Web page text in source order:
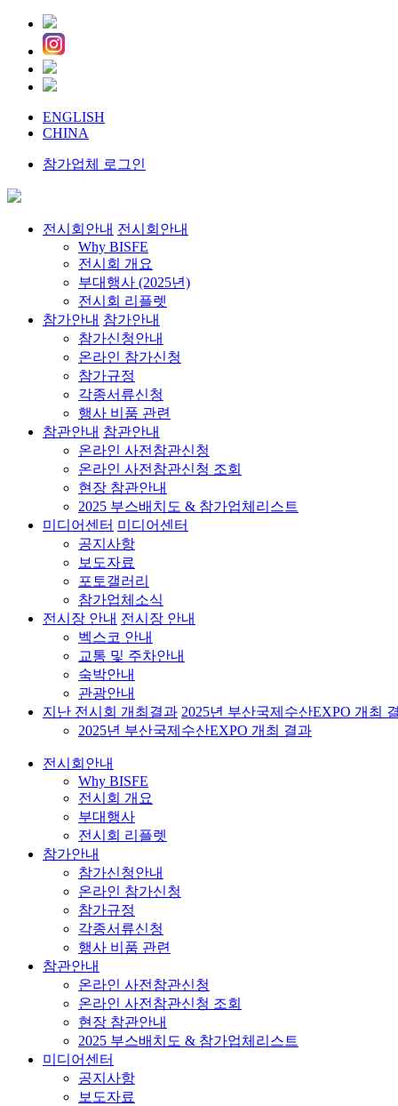
ENGLISH
CHINA
참가업체 로그인
전시회안내 전시회안내
Why BISFE
전시회 개요
부대행사 (2025년)
전시회 리플렛
참가안내 참가안내
참가신청안내
온라인 참가신청
참가규정
각종서류신청
행사 비품 관련
참관안내 참관안내
온라인 사전참관신청
온라인 사전참관신청 조회
현장 참관안내
2025 부스배치도 & 참가업체리스트
미디어센터 미디어센터
공지사항
보도자료
포토갤러리
참가업체소식
전시장 안내 전시장 안내
벡스코 안내
교통 및 주차안내
숙박안내
관광안내
지난 전시회 개최결과 2025년 부산국제수산EXPO 개최
2025년 부산국제수산EXPO 개최 결과
전시회안내
Why BISFE
전시회 개요
부대행사
전시회 리플렛
참가안내
참가신청안내
온라인 참가신청
참가규정
각종서류신청
행사 비품 관련
참관안내
온라인 사전참관신청
온라인 사전참관신청 조회
현장 참관안내
2025 부스배치도 & 참가업체리스트
미디어센터
공지사항
보도자료